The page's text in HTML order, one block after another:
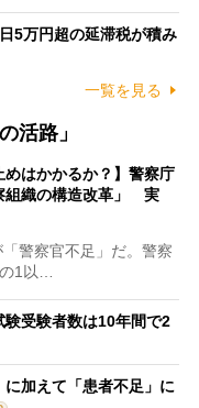
5万円超の延滞税が積み
一覧を見る
活路」
めはかかるか？】警察庁
組織の構造改革」 実
警察官不足」だ。警察
1以…
験受験者数は10年間で2
に加えて「患者不足」に